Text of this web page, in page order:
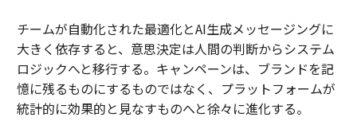
チームが自動化された最適化とAI生成メッセージングに
大きく依存すると、意思決定は人間の判断からシステム
ロジックへと移行する。キャンペーンは、ブランドを記
憶に残るものにするものではなく、プラットフォームが
統計的に効果的と見なすものへと徐々に進化する。